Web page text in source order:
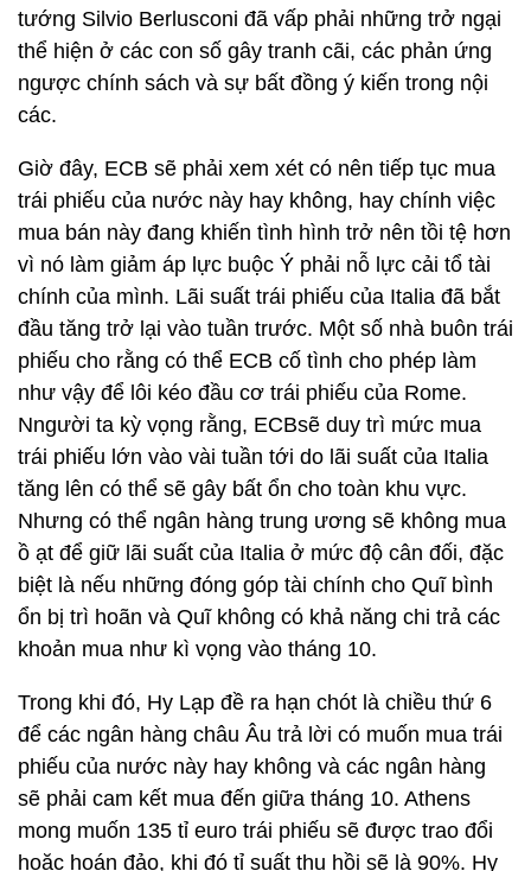
tướng Silvio Berlusconi đã vấp phải những trở ngại
thể hiện ở các con số gây tranh cãi, các phản ứng
ngược chính sách và sự bất đồng ý kiến trong nội
các.
Giờ đây, ECB sẽ phải xem xét có nên tiếp tục mua
trái phiếu của nước này hay không, hay chính việc
mua bán này đang khiến tình hình trở nên tồi tệ hơn
vì nó làm giảm áp lực buộc Ý phải nỗ lực cải tổ tài
chính của mình. Lãi suất trái phiếu của Italia đã bắt
đầu tăng trở lại vào tuần trước. Một số nhà buôn trái
phiếu cho rằng có thể ECB cố tình cho phép làm
như vậy để lôi kéo đầu cơ trái phiếu của Rome.
Nngười ta kỳ vọng rằng, ECBsẽ duy trì mức mua
trái phiếu lớn vào vài tuần tới do lãi suất của Italia
tăng lên có thể sẽ gây bất ổn cho toàn khu vực.
Nhưng có thể ngân hàng trung ương sẽ không mua
ồ ạt để giữ lãi suất của Italia ở mức độ cân đối, đặc
biệt là nếu những đóng góp tài chính cho Quĩ bình
ổn bị trì hoãn và Quĩ không có khả năng chi trả các
khoản mua như kì vọng vào tháng 10.
Trong khi đó, Hy Lạp đề ra hạn chót là chiều thứ 6
để các ngân hàng châu Âu trả lời có muốn mua trái
phiếu của nước này hay không và các ngân hàng
sẽ phải cam kết mua đến giữa tháng 10. Athens
mong muốn 135 tỉ euro trái phiếu sẽ được trao đổi
hoặc hoán đảo, khi đó tỉ suất thu hồi sẽ là 90%. Hy